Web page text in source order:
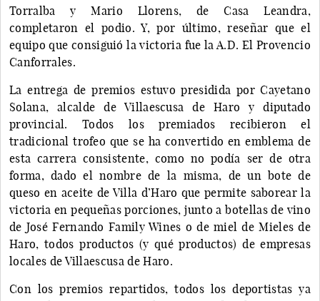
Torralba y Mario Llorens, de Casa Leandra,
completaron el podio. Y, por último, reseñar que el
equipo que consiguió la victoria fue la A.D. El Provencio
Canforrales.
La entrega de premios estuvo presidida por Cayetano
Solana, alcalde de Villaescusa de Haro y diputado
provincial. Todos los premiados recibieron el
tradicional trofeo que se ha convertido en emblema de
esta carrera consistente, como no podía ser de otra
forma, dado el nombre de la misma, de un bote de
queso en aceite de Villa d’Haro que permite saborear la
victoria en pequeñas porciones, junto a botellas de vino
de José Fernando Family Wines o de miel de Mieles de
Haro, todos productos (y qué productos) de empresas
locales de Villaescusa de Haro.
Con los premios repartidos, todos los deportistas ya